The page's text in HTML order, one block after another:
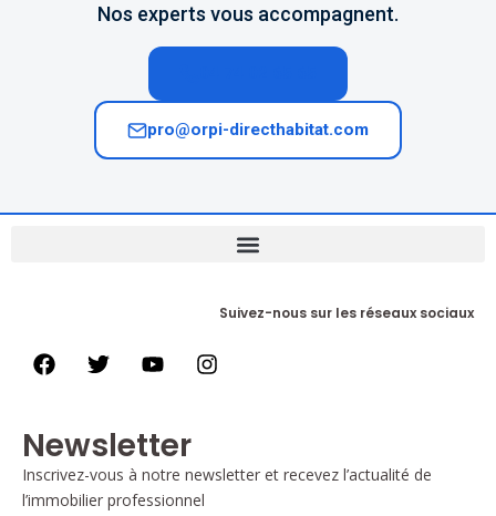
Nos experts vous accompagnent.
pro@orpi-directhabitat.com
Suivez-nous sur les réseaux sociaux
Newsletter
Inscrivez-vous à notre newsletter et recevez l’actualité de
l’immobilier professionnel